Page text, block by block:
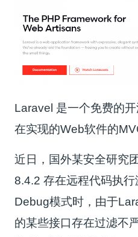
Laravel 是一个免费的
在实现的Web软件的
近日，国外某安全研究
8.4.2 存在远程代码执
Debug模式时，由于
的某些接口存在过滤不